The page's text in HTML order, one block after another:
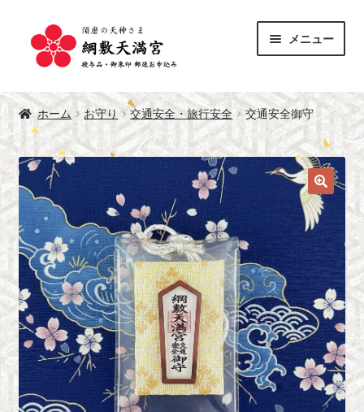
ー
シ
ン
へ
ス
キ
ッ
プ
ン
ツ
ス
キ
ッ
プ
メニュー
授与品
ブ
ニ
ュ
ー
を
展
開
御朱印
ブ
メ
ニ
ュ
ー
を
展
開
綱敷天満宮 公式サイト
ホーム お守り 交通安全・旅行安全 交通安全御守